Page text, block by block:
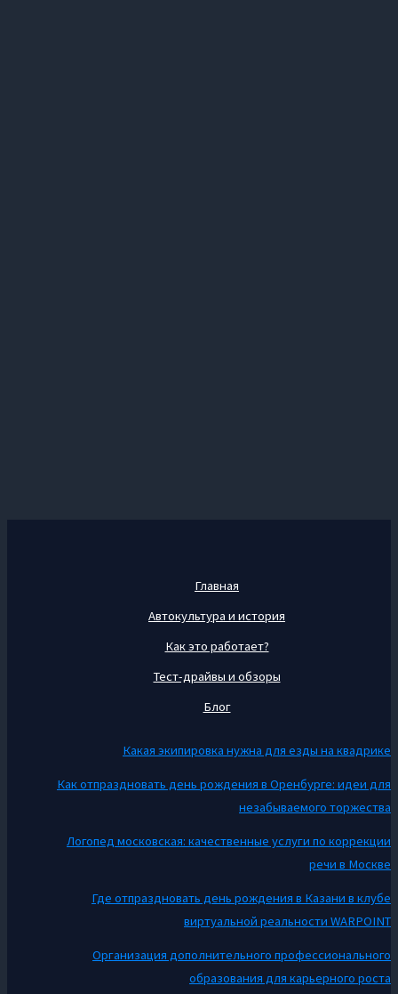
Главная
Автокультура и история
Как это работает?
Тест-драйвы и обзоры
Блог
Какая экипировка нужна для езды на квадрике
Как отпраздновать день рождения в Оренбурге: идеи для
незабываемого торжества
Логопед московская: качественные услуги по коррекции
речи в Москве
Где отпраздновать день рождения в Казани в клубе
виртуальной реальности WARPOINT
Организация дополнительного профессионального
образования для карьерного роста